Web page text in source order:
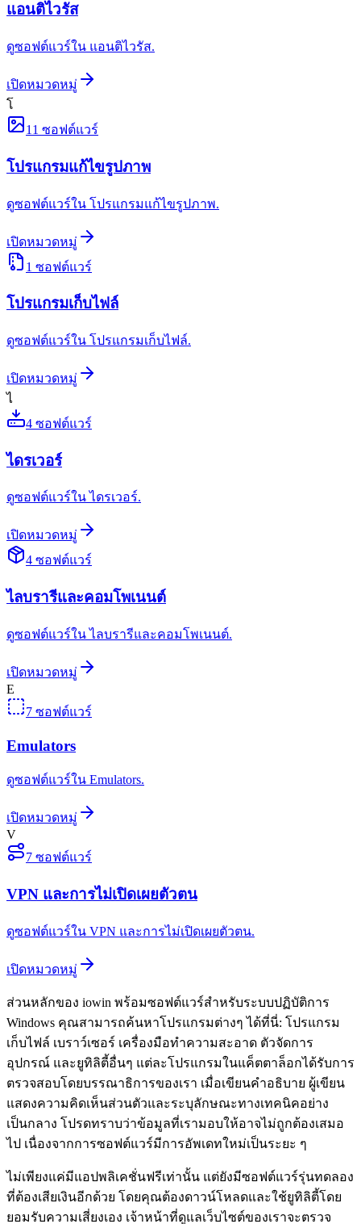
แอนติไวรัส
ดูซอฟต์แวร์ใน แอนติไวรัส.
เปิดหมวดหมู่
โ
11 ซอฟต์แวร์
โปรแกรมแก้ไขรูปภาพ
ดูซอฟต์แวร์ใน โปรแกรมแก้ไขรูปภาพ.
เปิดหมวดหมู่
1 ซอฟต์แวร์
โปรแกรมเก็บไฟล์
ดูซอฟต์แวร์ใน โปรแกรมเก็บไฟล์.
เปิดหมวดหมู่
ไ
4 ซอฟต์แวร์
ไดรเวอร์
ดูซอฟต์แวร์ใน ไดรเวอร์.
เปิดหมวดหมู่
4 ซอฟต์แวร์
ไลบรารีและคอมโพเนนต์
ดูซอฟต์แวร์ใน ไลบรารีและคอมโพเนนต์.
เปิดหมวดหมู่
E
7 ซอฟต์แวร์
Emulators
ดูซอฟต์แวร์ใน Emulators.
เปิดหมวดหมู่
V
7 ซอฟต์แวร์
VPN และการไม่เปิดเผยตัวตน
ดูซอฟต์แวร์ใน VPN และการไม่เปิดเผยตัวตน.
เปิดหมวดหมู่
ส่วนหลักของ iowin พร้อมซอฟต์แวร์สำหรับระบบปฏิบัติการ
Windows คุณสามารถค้นหาโปรแกรมต่างๆ ได้ที่นี่: โปรแกรม
เก็บไฟล์ เบราว์เซอร์ เครื่องมือทำความสะอาด ตัวจัดการ
อุปกรณ์ และยูทิลิตี้อื่นๆ แต่ละโปรแกรมในแค็ตตาล็อกได้รับการ
ตรวจสอบโดยบรรณาธิการของเรา เมื่อเขียนคำอธิบาย ผู้เขียน
แสดงความคิดเห็นส่วนตัวและระบุลักษณะทางเทคนิคอย่าง
เป็นกลาง โปรดทราบว่าข้อมูลที่เรามอบให้อาจไม่ถูกต้องเสมอ
ไป เนื่องจากการซอฟต์แวร์มีการอัพเดทใหม่เป็นระยะ ๆ
ไม่เพียงแค่มีแอปพลิเคชั่นฟรีเท่านั้น แต่ยังมีซอฟต์แวร์รุ่นทดลอง
ที่ต้องเสียเงินอีกด้วย โดยคุณต้องดาวน์โหลดและใช้ยูทิลิตี้โดย
ยอมรับความเสี่ยงเอง เจ้าหน้าที่ดูแลเว็บไซต์ของเราจะตรวจ